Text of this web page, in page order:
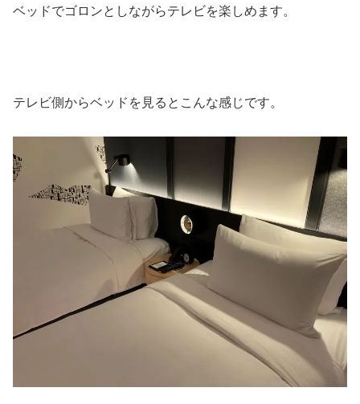
ベッドでゴロンとしながらテレビを楽しめます。
テレビ側からベッドを見るとこんな感じです。